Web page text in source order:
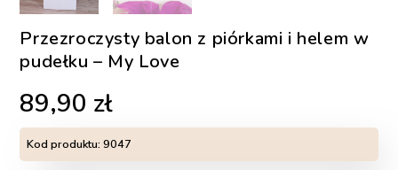
Przezroczysty balon z piórkami i helem w
pudełku – My Love
89,90 zł
Kod produktu:9047